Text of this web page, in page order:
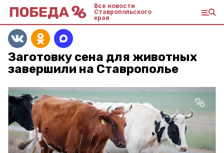
Все новости
Ставропольского
края
Заготовку сена для животных
завершили на Ставрополье